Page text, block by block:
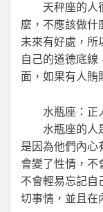
天秤座的人很
麼，不應該做什
未來有好處，所
自己的道德底線
面，如果有人賄
水瓶座：正
水瓶座的人是
是因為他們內心
會變了性情，不
不會輕易忘記自
切事情，並且在